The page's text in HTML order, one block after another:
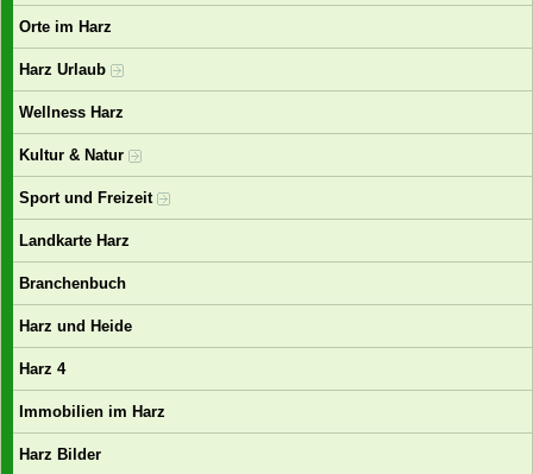
Orte im Harz
Harz Urlaub
Wellness Harz
Kultur & Natur
Sport und Freizeit
Landkarte Harz
Branchenbuch
Harz und Heide
Harz 4
Immobilien im Harz
Harz Bilder